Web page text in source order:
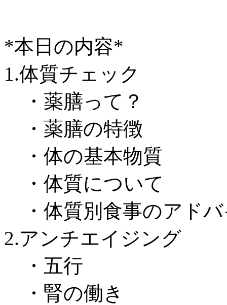
*本日の内容*
1.体質チェック
・薬膳って？
・薬膳の特徴
・体の基本物質
・体質について
・体質別食事のアド
2.アンチエイジング
・五行
・腎の働き